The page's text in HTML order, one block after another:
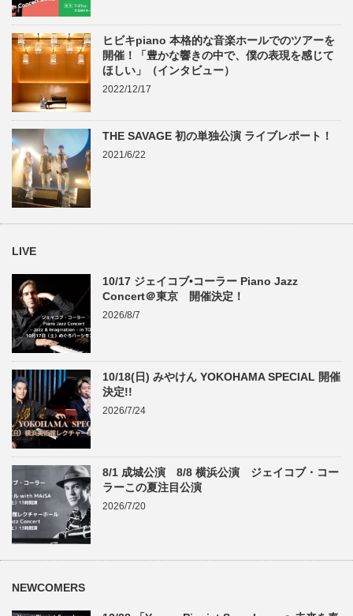
ヒビキpiano 本格的な音楽ホールでのツアーを
開催！「豊かな響きの中で、僕の表現を感じて
ほしい」（インタビュー）
2022/12/17
THE SAVAGE 初の単独公演 ライブレポート！
2021/6/22
LIVE
10/17 ジェイコブ•コーラー Piano Jazz
Concert＠東京 開催決定！
2026/8/7
10/18(日) みやけん YOKOHAMA SPECIAL 開催
決定!!
2026/7/24
8/1 成城公演 8/8 横浜公演 ジェイコブ・コー
ラーこの夏注目公演
2026/7/20
NEWCOMERS